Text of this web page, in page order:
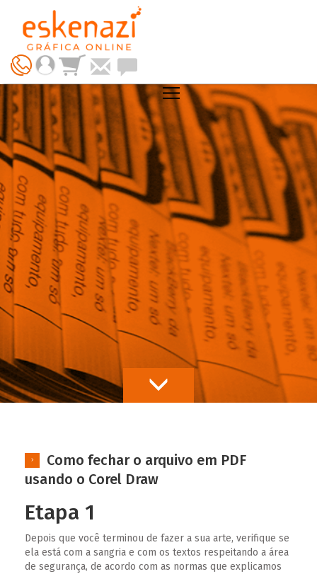
Como fechar o arquivo em PDF
usando o Corel Draw
Etapa 1
Depois que você terminou de fazer a sua arte, verifique se
ela está com a sangria e com os textos respeitando a área
de segurança, de acordo com as normas que explicamos